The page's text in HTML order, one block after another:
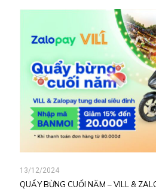
13/12/2024
QUẨY BỪNG CUỐI NĂM – VILL &